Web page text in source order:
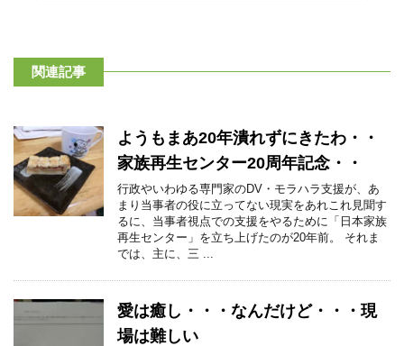
関連記事
ようもまあ20年潰れずにきたわ・・
家族再生センター20周年記念・・
行政やいわゆる専門家のDV・モラハラ支援が、あ
まり当事者の役に立ってない現実をあれこれ見聞す
るに、当事者視点での支援をやるために「日本家族
再生センター」を立ち上げたのが20年前。 それま
では、主に、三 ...
愛は癒し・・・なんだけど・・・現
場は難しい